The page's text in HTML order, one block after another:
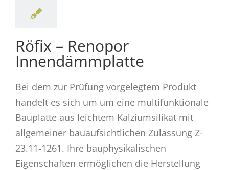
Röfix – Renopor
Innendämmplatte
Bei dem zur Prüfung vorgelegtem Produkt
handelt es sich um um eine multifunktionale
Bauplatte aus leichtem Kalziumsilikat mit
allgemeiner bauaufsichtlichen Zulassung Z-
23.11-1261. Ihre bauphysikalischen
Eigenschaften ermöglichen die Herstellung